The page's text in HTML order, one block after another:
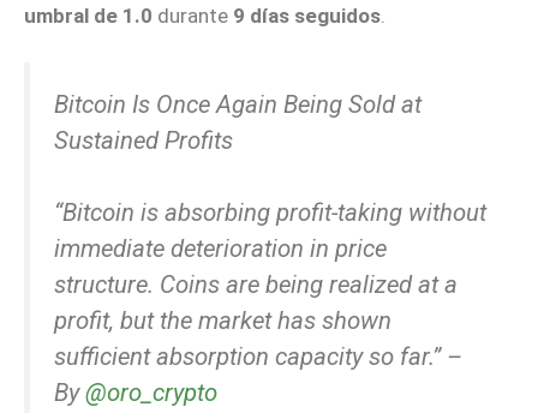
umbral de 1.0 durante 9 días seguidos.
Bitcoin Is Once Again Being Sold at
Sustained Profits
“Bitcoin is absorbing profit-taking without
immediate deterioration in price
structure. Coins are being realized at a
profit, but the market has shown
sufficient absorption capacity so far.” –
By@oro_crypto